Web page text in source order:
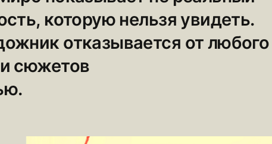
которую нельзя увидеть.
отказывается от любого
сюжетов